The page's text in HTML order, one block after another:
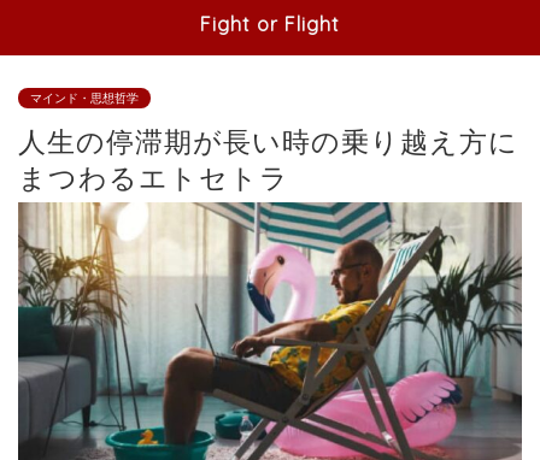
Fight or Flight
マインド・思想哲学
人生の停滞期が長い時の乗り越え方に
まつわるエトセトラ